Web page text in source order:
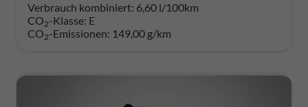
Verbrauch kombiniert: 6,60 l/100km
CO2-Klasse: E
CO2-Emissionen: 149,00 g/km